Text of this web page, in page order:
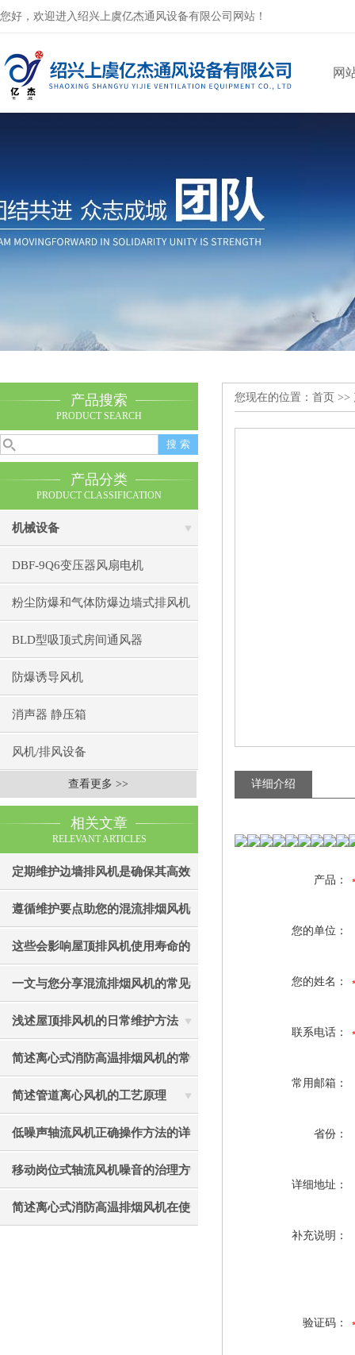
您好，欢迎进入绍兴上虞亿杰通风设备有限公司网站！
网
产品搜索
PRODUCT SEARCH
产品分类
PRODUCT CLASSIFICATION
机械设备
DBF-9Q6变压器风扇电机
粉尘防爆和气体防爆边墙式排风机
BLD型吸顶式房间通风器
防爆诱导风机
消声器 静压箱
风机/排风设备
查看更多 >>
相关文章
RELEVANT ARTICLES
定期维护边墙排风机是确保其高效
通风效果的关键
遵循维护要点助您的混流排烟风机
成为真正“风中卫士”
这些会影响屋顶排风机使用寿命的
因素您知道吗？
一文与您分享混流排烟风机的常见
故障相应解决方法
浅述屋顶排风机的日常维护方法
简述离心式消防高温排烟风机的常
见故障相应解决方法
简述管道离心风机的工艺原理
低噪声轴流风机正确操作方法的详
细说明
移动岗位式轴流风机噪音的治理方
法介绍
简述离心式消防高温排烟风机在使
您现在的位置： 首页 >>
详细介绍
产品：
您的单位：
您的姓名：
联系电话：
常用邮箱：
省份：
详细地址：
补充说明：
验证码：